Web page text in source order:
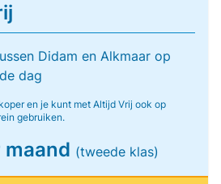
Didam en Alkmaar op
dag
en je kunt met Altijd Vrij ook op
gebruiken.
maand (tweede klas)